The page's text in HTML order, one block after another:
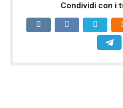
Condividi con i